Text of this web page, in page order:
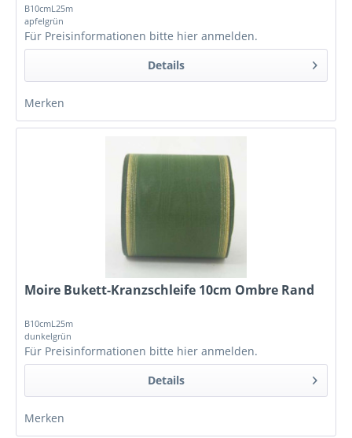
B10cmL25m
apfelgrün
Für Preisinformationen bitte hier anmelden.
Details
Merken
Moire Bukett-Kranzschleife 10cm Ombre Rand
B10cmL25m
dunkelgrün
Für Preisinformationen bitte hier anmelden.
Details
Merken